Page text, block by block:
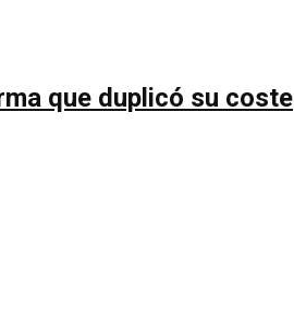
que duplicó su coste